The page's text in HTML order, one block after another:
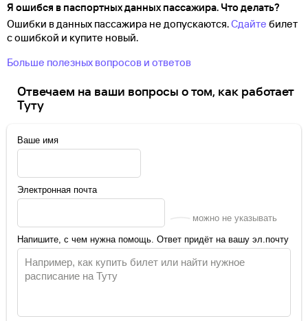
Я ошибся в паспортных данных пассажира. Что делать?
Ошибки в данных пассажира не допускаются.Сдайте билет
с ошибкой и купите новый.
Больше полезных вопросов и ответов
Отвечаем на ваши вопросы о том, как работает
Туту
Ваше имя
Электронная почта
можно не указывать
Напишите, с чем нужна помощь. Ответ придёт на вашу эл.почту